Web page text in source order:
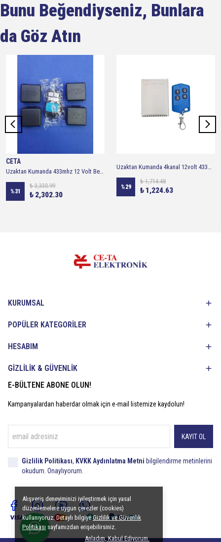
Alışveriş deneyiminizi iyileştirmek için yasal
düzenlemelere uygun çerezler (cookies)
kullanıyoruz. Detaylı bilgiyeGizlilik ve Güvenlik
Politikası sayfamızdan erişebilirsiniz.
Anladım, Kabul Ediyorum.
Bunu Beğendiyseniz, Bunlara
da Göz Atın
CETA
Uzaktan Kumanda 433mhz 12 Volt Besleme ( 4 Alıcı 1 Kumanda )
%31
₺ 3,330.99
₺ 2,302.30
Uzaktan Kumanda 4kanal 12volt 433mhz
%29
₺ 1,714.48
₺ 1,224.63
KURUMSAL
POPÜLER KATEGORİLER
HESABIM
GİZLİLİK & GÜVENLİK
E-BÜLTENE ABONE OLUN!
Kampanyalardan haberdar olmak için e-mail listemize kaydolun!
KAYIT OL
Gizlilik Politikası, KVKK Aydınlatma Metni bilgilendirme metinlerini
okudum. Onaylıyorum.